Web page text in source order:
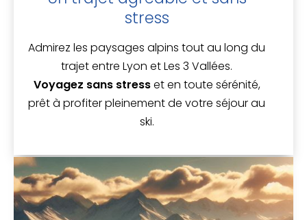
stress
Admirez les paysages alpins tout au long du
trajet entre Lyon et Les 3 Vallées.
Voyagez sans stresset en toute sérénité,
prêt à profiter pleinement de votre séjour au
ski.